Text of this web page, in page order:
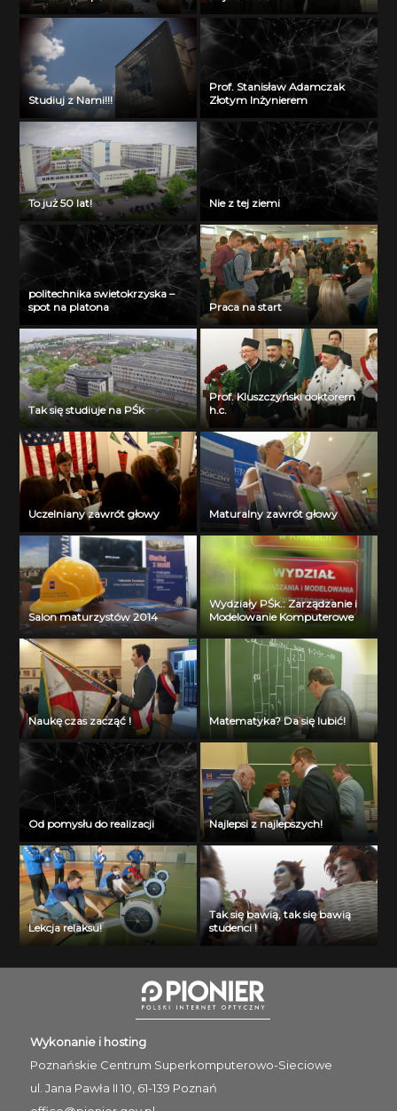
Studiuj z Nami!!!
Prof. Stanisław Adamczak
Złotym Inżynierem
To już 50 lat! Nie z tej ziemi
politechnika swietokrzyska –
spot na platona
Praca na start
Tak się studiuje na PŚk
Prof. Kluszczyński doktorem
h.c.
Uczelniany zawrót głowy Maturalny zawrót głowy
Salon maturzystów 2014
Wydziały PŚk.: Zarządzanie i
Modelowanie Komputerowe
Naukę czas zacząć ! Matematyka? Da się lubić!
Od pomysłu do realizacji Najlepsi z najlepszych!
Lekcja relaksu!
Tak się bawią, tak się bawią
studenci !
Wykonanie i hosting
Poznańskie Centrum Superkomputerowo-Sieciowe
ul. Jana Pawła II 10, 61-139 Poznań